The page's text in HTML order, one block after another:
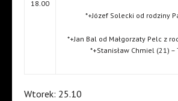
18.00
*+Józef Solecki od rodziny
*+Jan Bal od Małgorzaty Pelc z
*+Stanisław Chmiel (21) –
Wtorek: 25.10